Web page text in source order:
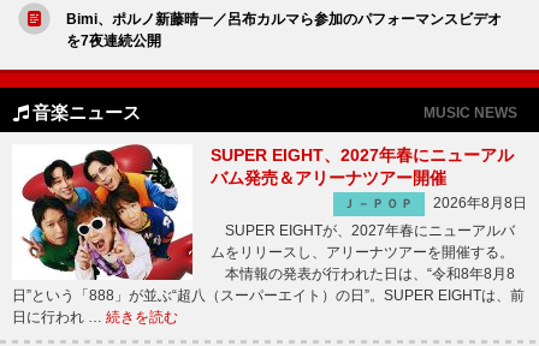
Bimi、ポルノ新藤晴一／呂布カルマら参加のパフォーマンスビデオ
を7夜連続公開
音楽ニュース MUSIC NEWS
SUPER EIGHT、2027年春にニューアル
バム発売＆アリーナツアー開催
Ｊ－ＰＯＰ
2026年8月8日
SUPER EIGHTが、2027年春にニューアルバ
ムをリリースし、アリーナツアーを開催する。
本情報の発表が行われた日は、“令和8年8月8
日”という「888」が並ぶ“超八（スーパーエイト）の日”。SUPER EIGHTは、前
日に行われ … 続きを読む